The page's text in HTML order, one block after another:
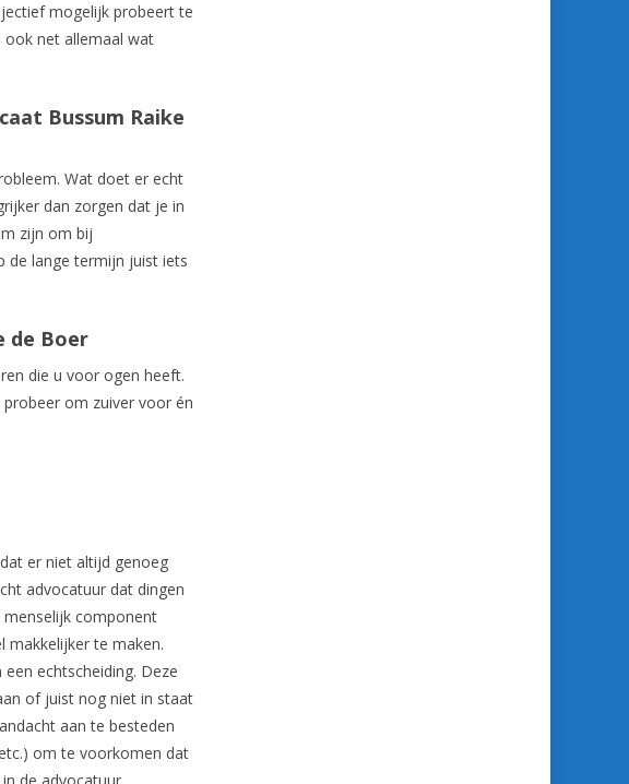
mogelijk probeert te
ook net allemaal wat
Bussum Raike
Wat doet er echt
dan zorgen dat je in
zijn om bij
de lange termijn juist iets
de Boer
die u voor ogen heeft.
om zuiver voor én
er niet altijd genoeg
advocatuur dat dingen
component
makkelijker te maken.
echtscheiding. Deze
of juist nog niet in staat
aan te besteden
om te voorkomen dat